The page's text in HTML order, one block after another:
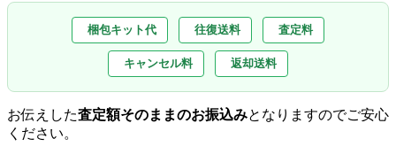
梱包キット代 往復送料 査定料
キャンセル料 返却送料
お伝えした査定額そのままのお振込みとなりますのでご安心
ください。